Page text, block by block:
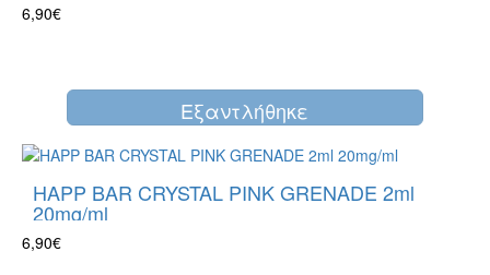
6,90€
Eξαντλήθηκε
HAPP BAR CRYSTAL PINK GRENADE 2ml
20mg/ml
6,90€